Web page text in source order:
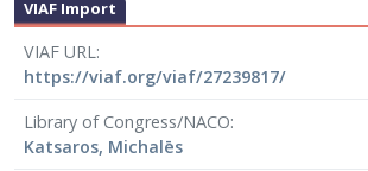
VIAF Import
VIAF URL
https://viaf.org/viaf/27239817/
Library of Congress/NACO
Katsaros, Michalēs